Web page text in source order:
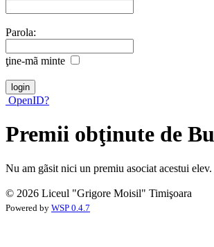
Parola:
ţine-mã minte
OpenID?
Premii obţinute de
Nu am gãsit nici un premiu asociat acestui elev.
© 2026 Liceul "Grigore Moisil" Timişoara
Powered by WSP 0.4.7